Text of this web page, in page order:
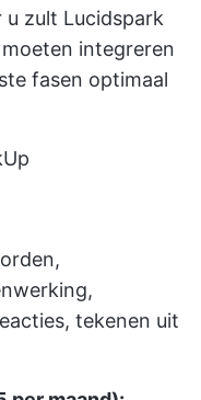
u zult Lucidspark
integreren
fasen optimaal
tekenen uit